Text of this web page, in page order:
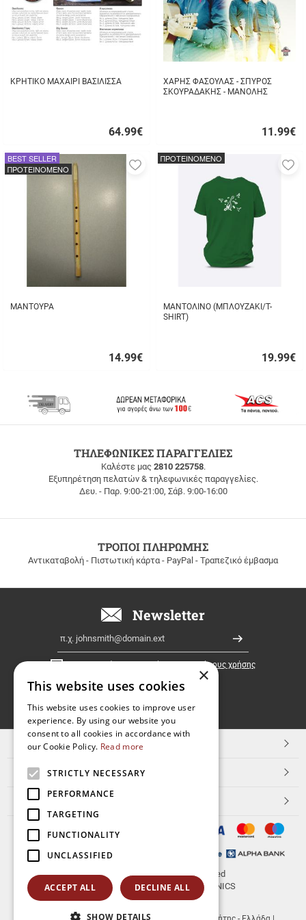
ΚΡΗΤΙΚΟ ΜΑΧΑΙΡΙ ΒΑΣΙΛΙΣΣΑ
64.99€
αγορά
ΧΑΡΗΣ ΦΑΣΟΥΛΑΣ - ΣΠΥΡΟΣ
ΣΚΟΥΡΑΔΑΚΗΣ - ΜΑΝΟΛΗΣ
11.99€
αγορά
ΜΑΝΤΟΥΡΑ
14.99€
BEST SELLER
ΠΡΟΤΕΙΝΟΜΕΝΟ
Προσθήκη
αγαπημένα
ΜΑΝΤΟΛΙΝΟ (ΜΠΛΟΥΖΑΚΙ/T-
SHIRT)
19.99€
ΠΡΟΤΕΙΝΟΜΕΝΟ
παραγγελίες
όλη
ΤΗΛΕΦΩΝΙΚΕΣ ΠΑΡΑΓΓΕΛΙΕΣ
Καλέστε μας 2810 225758.
Εξυπηρέτηση πελατών & τηλεφωνικές παραγγελίες.
Δευ. - Παρ. 9:00-21:00, Σάβ. 9:00-16:00
ΤΡΟΠΟΙ ΠΛΗΡΩΜΗΣ
Αντικαταβολή - Πιστωτική κάρτα - PayPal - Τραπεζικό έμβασμα
Newsletter
Εγγραφή
Έχω διαβάσει κι αποδέχομαι τουςόρους χρήσης
FOLLOW
US
TOP ΚΑΤΗΓΟΡΙΕΣ
ΕΞΥΠΗΡΕΤΗΣΗ ΠΕΛΑΤΩΝ
Aerakis.net
© 2026 aerakis.netAll rights reserved
Designed & developed byNETMECHANICS
×
This website uses cookies
This website uses cookies to improve user
experience. By using our website you
consent to all cookies in accordance with
our Cookie Policy. Read more
STRICTLY NECESSARY
PERFORMANCE
TARGETING
FUNCTIONALITY
UNCLASSIFIED
ACCEPT ALL DECLINE ALL
SHOW DETAILS